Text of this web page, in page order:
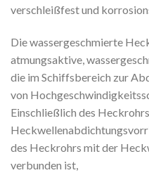
verschleißfest und
Die wassergeschmierte
atmungsaktive,
die im Schiffsbereich zur
von
Einschließlich des
des Heckrohrs mit der
verbunden ist,